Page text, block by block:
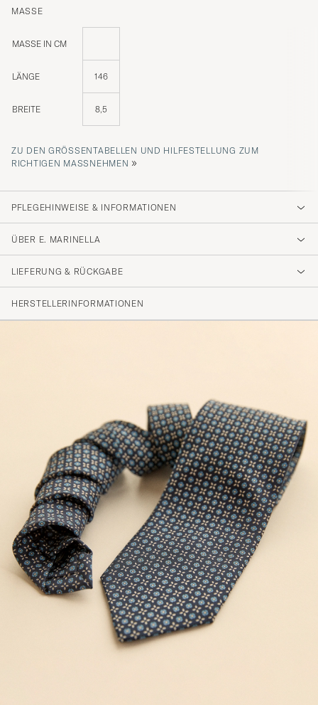
MASSE
MASSE IN CM
LÄNGE 146
BREITE 8,5
ZU DEN GRÖSSENTABELLEN UND HILFESTELLUNG ZUM R
ICHTIGEN MASSNEHMEN
»
PFLEGEHINWEISE & INFORMATIONEN
ÜBER E. MARINELLA
LIEFERUNG & RÜCKGABE
HERSTELLERINFORMATIONEN